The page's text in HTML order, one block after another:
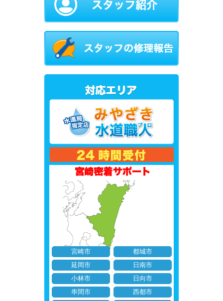
宮崎市
都城市
延岡市
日南市
小林市
日向市
串間市
西都市